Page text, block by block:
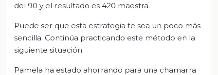
del 90 y el resultado es 420 maestra.
Puede ser que esta estrategia te sea un poco más
sencilla. Continúa practicando este método en la
siguiente situación.
Pamela ha estado ahorrando para una chamarra